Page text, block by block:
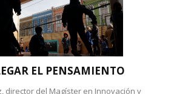
EL PENSAMIENTO
director del Magíster en Innovación y